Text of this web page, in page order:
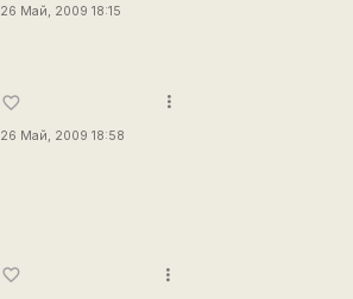
26 Май, 2009 18:15
favorite_border
26 Май, 2009 18:58
more_vert
favorite_border more_vert